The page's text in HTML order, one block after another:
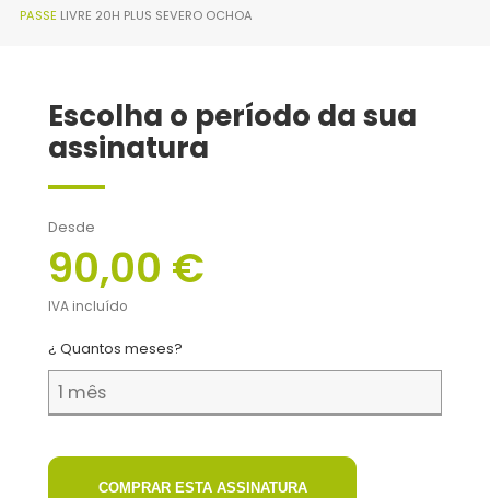
PASSE LIVRE 20H PLUS SEVERO OCHOA
Escolha o período da sua
assinatura
Desde
90,00 €
IVA incluído
¿ Quantos meses?
COMPRAR ESTA ASSINATURA